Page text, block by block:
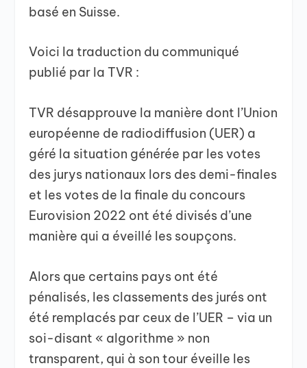
basé en Suisse.
Voici la traduction du communiqué
publié par la TVR :
TVR désapprouve la manière dont l’Union
européenne de radiodiffusion (UER) a
géré la situation générée par les votes
des jurys nationaux lors des demi-finales
et les votes de la finale du concours
Eurovision 2022 ont été divisés d’une
manière qui a éveillé les soupçons.
Alors que certains pays ont été
pénalisés, les classements des jurés ont
été remplacés par ceux de l’UER – via un
soi-disant « algorithme » non
transparent, qui à son tour éveille les